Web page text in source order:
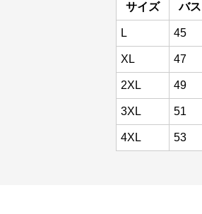
サイズ バ
L 45
XL 47
2XL 49
3XL 51
4XL 53